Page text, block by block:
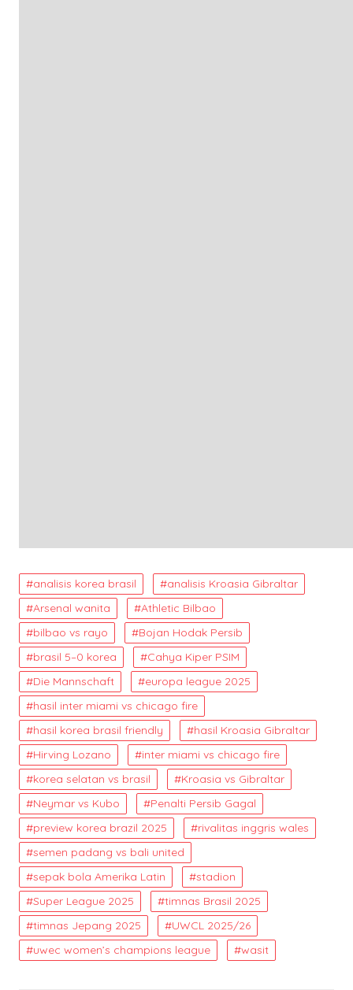
analisis korea brasil
analisis Kroasia Gibraltar
Arsenal wanita
Athletic Bilbao
bilbao vs rayo
Bojan Hodak Persib
brasil 5–0 korea
Cahya Kiper PSIM
Die Mannschaft
europa league 2025
hasil inter miami vs chicago fire
hasil korea brasil friendly
hasil Kroasia Gibraltar
Hirving Lozano
inter miami vs chicago fire
korea selatan vs brasil
Kroasia vs Gibraltar
Neymar vs Kubo
Penalti Persib Gagal
preview korea brazil 2025
rivalitas inggris wales
semen padang vs bali united
sepak bola Amerika Latin
stadion
Super League 2025
timnas Brasil 2025
timnas Jepang 2025
UWCL 2025/26
uwec women’s champions league
wasit